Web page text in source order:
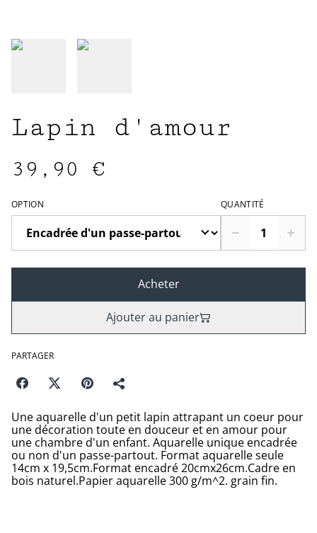
Lapin d'amour
39,90 €
OPTION QUANTITÉ
Acheter
Ajouter au panier
PARTAGER
Une aquarelle d'un petit lapin attrapant un coeur pour
une décoration toute en douceur et en amour pour
une chambre d'un enfant. Aquarelle unique encadrée
ou non d'un passe-partout. Format aquarelle seule
14cm x 19,5cm.Format encadré 20cmx26cm.Cadre en
bois naturel.Papier aquarelle 300 g/m^2. grain fin.